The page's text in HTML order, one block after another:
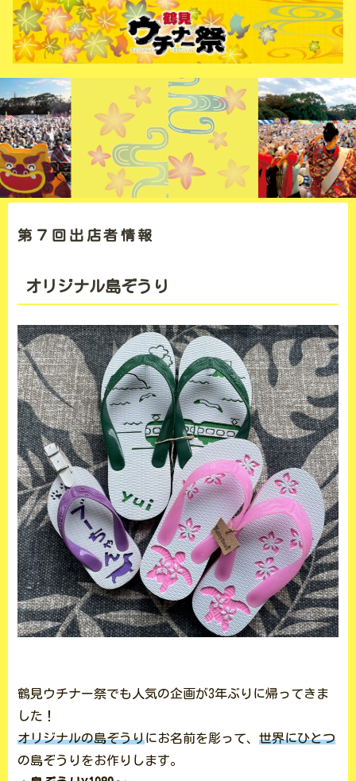
第７回出店者情報
オリジナル島ぞうり
鶴見ウチナー祭でも人気の企画が3年ぶりに帰ってきま
した！
オリジナルの島ぞうりにお名前を彫って、世界にひとつ
の島ぞうりをお作りします。